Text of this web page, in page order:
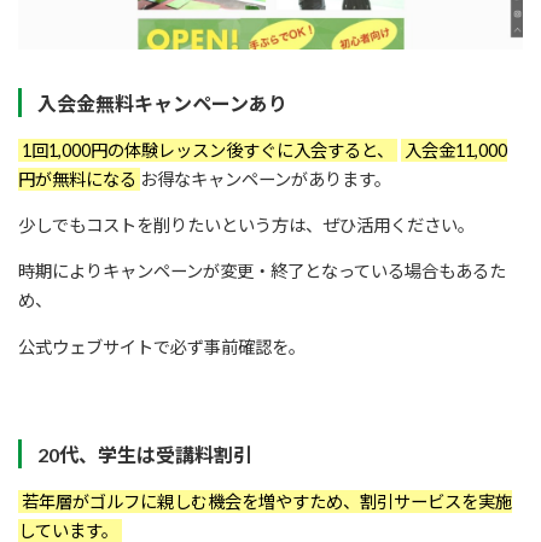
入会金無料キャンペーンあり
1回1,000円の体験レッスン後すぐに入会すると、
入会金11,000
円が無料になる お得なキャンペーンがあります。
少しでもコストを削りたいという方は、ぜひ活用ください。
時期によりキャンペーンが変更・終了となっている場合もあるた
め、
公式ウェブサイトで必ず事前確認を。
20代、学生は受講料割引
若年層がゴルフに親しむ機会を増やすため、割引サービスを実施
しています。